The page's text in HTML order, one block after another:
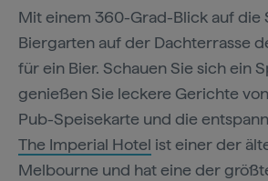
Mit einem 360-Grad-Blick auf die
Biergarten auf der Dachterrasse
für ein Bier. Schauen Sie sich ein
genießen Sie leckere Gerichte
Pub-Speisekarte und die
The Imperial Hotel ist einer der
Melbourne und hat eine der